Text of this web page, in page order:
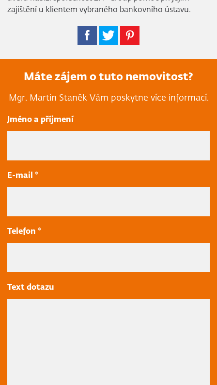
zajištění u klientem vybraného bankovního ústavu.
Máte zájem o tuto nemovitost?
Mgr. Martin Staněk Vám poskytne více informací.
Jméno a příjmení
E-mail *
Telefon *
Text dotazu